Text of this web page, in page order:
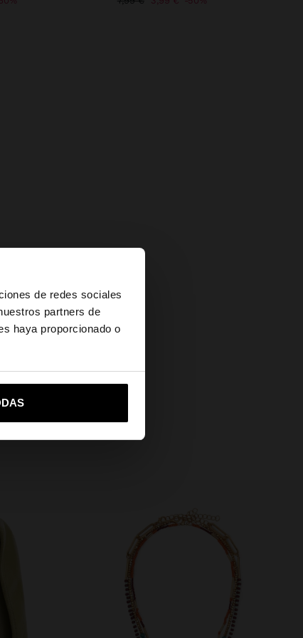
de redes sociales
partners de
haya proporcionado o
×
a United States
nueva